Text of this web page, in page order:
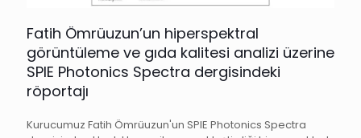
Fatih Ömrüuzun’un hiperspektral
görüntüleme ve gıda kalitesi analizi üzerine
SPIE Photonics Spectra dergisindeki
röportajı
Kurucumuz Fatih Ömrüuzun'un SPIE Photonics Spectra